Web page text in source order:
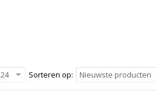
Sorteren op: Nieuwste producten
24